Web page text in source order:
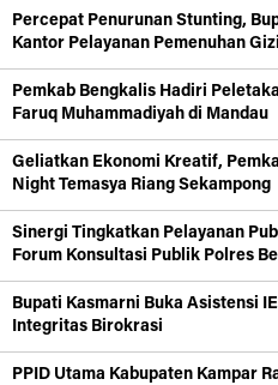
Percepat Penurunan Stunting,
Kantor Pelayanan Pemenuhan
Pemkab Bengkalis Hadiri
Faruq Muhammadiyah di Mandau
Geliatkan Ekonomi Kreatif,
Night Temasya Riang Sekampong
Sinergi Tingkatkan Pelayanan
Forum Konsultasi Publik Polres
Bupati Kasmarni Buka Asistensi
Integritas Birokrasi
PPID Utama Kabupaten Kampar